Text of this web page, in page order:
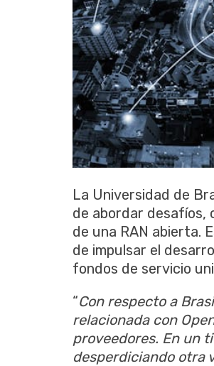
La Universidad de
de abordar desafíos,
de una RAN abierta.
de impulsar el
fondos de servicio
“Con respecto a
relacionada con
proveedores. En un
desperdiciando otra